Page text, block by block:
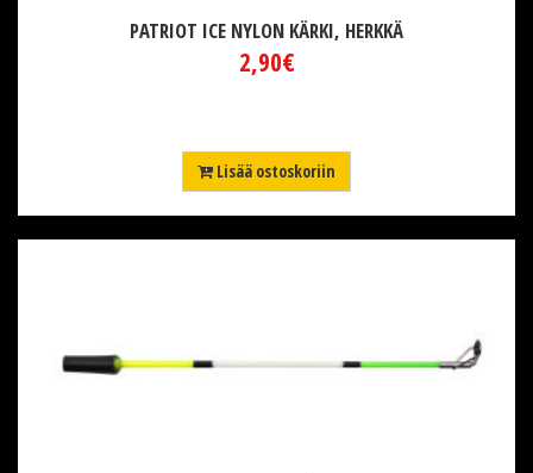
PATRIOT ICE NYLON KÄRKI, HERKKÄ
2,90€
Lisää ostoskoriin